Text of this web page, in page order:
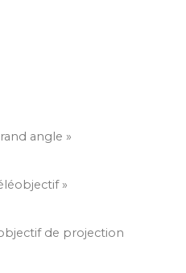
angle »
»
de projection